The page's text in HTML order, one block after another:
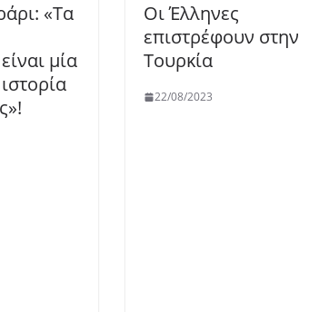
«Τα
μία
Οι Έλληνες
επιστρέφουν στην
Τουρκία
22/08/2023